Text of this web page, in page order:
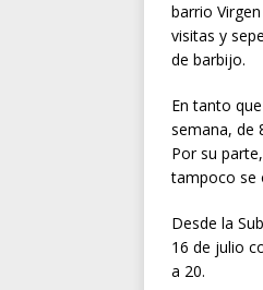
barrio
visitas y
de barbijo.
En tanto
semana, de
Por su
tampoco se
Desde la
16 de julio
a 20.